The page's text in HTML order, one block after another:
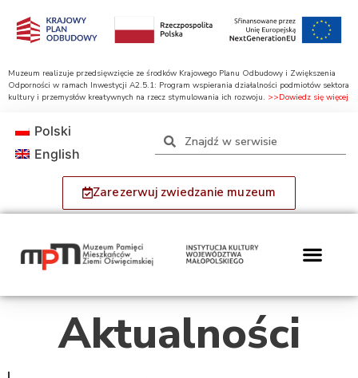
Muzeum realizuje przedsięwzięcie ze środków Krajowego Planu Odbudowy i Zwiększenia
Odporności w ramach Inwestycji A2.5.1: Program wspierania działalności podmiotów sektora
kultury i przemysłów kreatywnych na rzecz stymulowania ich rozwoju. >>Dowiedz się więcej
Zarezerwuj zwiedzanie muzeum
Polski
English
Aktualności